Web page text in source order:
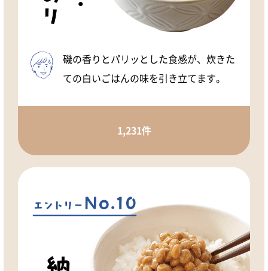
磯の香りとパリッとした食感が、炊きた
ての白いごはんの味を引き立てます。
1,231件